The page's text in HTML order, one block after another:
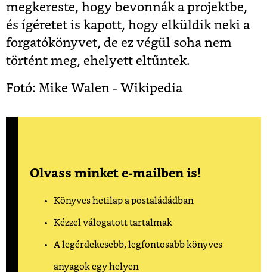
megkereste, hogy bevonnák a projektbe,
és ígéretet is kapott, hogy elküldik neki a
forgatókönyvet, de ez végül soha nem
történt meg, ehelyett eltűntek.
Fotó: Mike Walen - Wikipedia
Olvass minket e-mailben is!
Könyves hetilap a postaládádban
Kézzel válogatott tartalmak
A legérdekesebb, legfontosabb könyves
anyagok egy helyen